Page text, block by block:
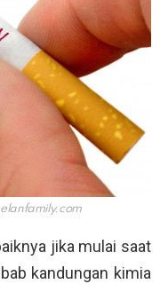
jika mulai saat
kandungan kimia